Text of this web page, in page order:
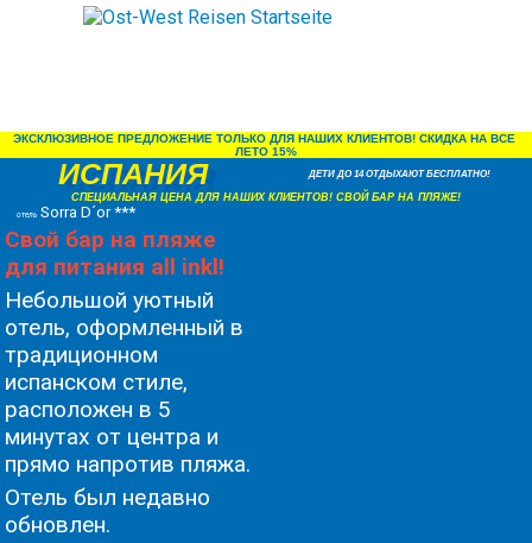
ЭКСКЛЮЗИВНОЕ ПРЕДЛОЖЕНИЕ ТОЛЬКО ДЛЯ НАШИХ КЛИЕНТОВ! СКИДКА НА ВСЕ
ЛЕТО 15%
ИСПАНИЯ ДЕТИ ДО 14 ОТДЫХАЮТ БЕСПЛАТНО!
СПЕЦИАЛЬНАЯ ЦЕНА ДЛЯ НАШИХ КЛИЕНТОВ! СВОЙ БАР НА ПЛЯЖЕ!
отель Sorra D´or ***
Свой бар на пляже
для питания all inkl!
Небольшой уютный
отель, оформленный в
традиционном
испанском стиле,
расположен в 5
минутах от центра и
прямо напротив пляжа.
Oтель был недавно
обновлен.